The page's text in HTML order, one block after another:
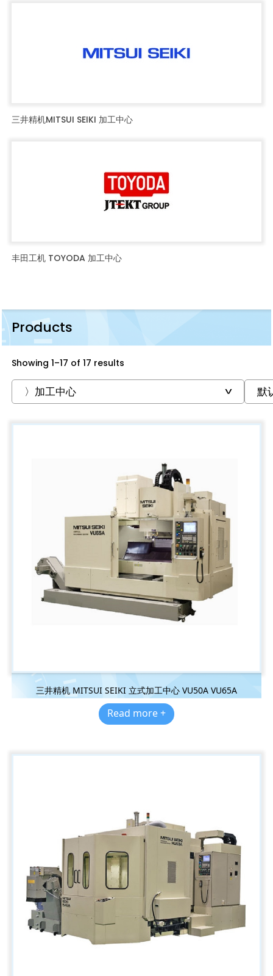
三井精机MITSUI SEIKI 加工中心
丰田工机 TOYODA 加工中心
Products
Showing 1–17 of 17 results
三井精机 MITSUI SEIKI 立式加工中心 VU50A VU65A
Read more +